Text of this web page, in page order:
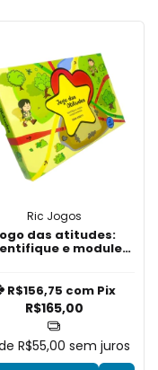
Ric Jogos
das atitudes:
e module
R$165,00
R$156,75 com Pix
R$55,00 sem juros